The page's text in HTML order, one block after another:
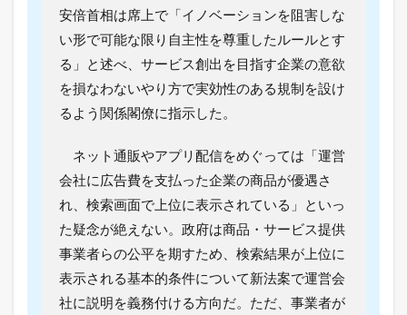
未
来
投
資
会
議
最
！
無
で
ネ
ト
安倍首相は席上で「イノベーションを阻害しな
い形で可能な限り自主性を尊重したルールとす
る」と述べ、サービス創出を目指す企業の意欲
を損なわないやり方で実効性のある規制を設け
るよう関係閣僚に指示した。
ネット通販やアプリ配信をめぐっては「運営
会社に広告費を支払った企業の商品が優遇さ
れ、検索画面で上位に表示されている」といっ
た疑念が絶えない。政府は商品・サービス提供
事業者らの公平を期すため、検索結果が上位に
表示される基本的条件について新法案で運営会
社に説明を義務付ける方向だ。ただ、事業者が